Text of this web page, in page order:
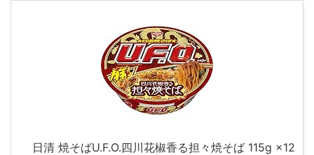
日清 焼そばU.F.O.四川花椒香る担々焼そば 115g ×12